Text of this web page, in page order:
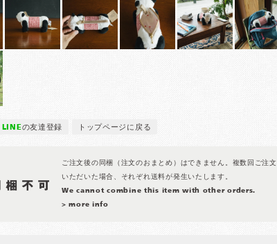
LINEの友達登録 トップページに戻る
ご注文後の同梱（注文のおまとめ）はできません。複数回ご注文
いただいた場合、それぞれ送料が発生いたします。
We cannot combine this item with other orders.
> more info